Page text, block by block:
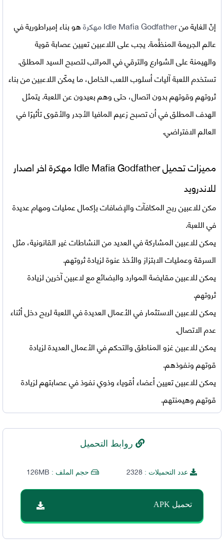
إنّ الغاية منIdle Mafia Godfather مهكرة
هو بناء إمبراطورية في
عالم الجريمة المنظَّمة. يجب على اللاعبين تعيين عصابة قوية
والهيمنة على الشوارع والترقي في المراتب لتصبح السيد المطلق.
تستخدم اللعبة آليات أسلوب اللعب الخامل، ما يمكّن اللاعبين من بناء
ثروتهم وقوتهم بدون اتصال، حتى وهم بعيدون عن اللعبة. يتمثل
الهدف المطلق في أن تصبح زعيم المافيا الأجدر والأقوى تأثيرًا في
العالم الافتراضي.
مميزات تحميل
Idle Mafia Godfather مهكرة اخر اصدار
للاندرويد
مكن للاعبين ربح المكافآت والإضافات بإكمال عمليات ومهام عديدة
في اللعبة.
يمكن للاعبين المشاركة في العديد من النشاطات غير القانونية، مثل
السرقة وعمليات الابتزاز والأخذ عنوة لزيادة ثروتهم.
يمكن للاعبين مقايضة الموارد والبضائع مع لاعبين آخرين لزيادة
ثروتهم.
يمكن للاعبين الاستثمار في الأعمال العديدة في اللعبة لربح دخل أثناء
عدم الاتصال.
يمكن للاعبين غزو المناطق والتحكم في الأعمال العديدة لزيادة
قوتهم ونفوذهم.
يمكن للاعبين تعيين أعضاء أقوياء وذوي نفوذ في عصابتهم لزيادة
قوتهم وهيمنتهم.
روابط التحميل
عدد التحميلات :2328 حجم الملف : 126MB
تحميل APK